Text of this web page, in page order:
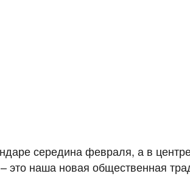
середина февраля, а в
это наша новая общественная